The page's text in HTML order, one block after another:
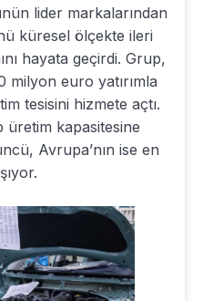
lider markalarından
küresel ölçekte ileri
hayata geçirdi. Grup,
milyon euro yatırımla
tesisini hizmete açtı.
üretim kapasitesine
Avrupa’nın ise en